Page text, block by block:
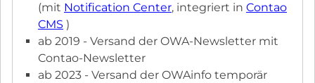
(mit Notification Center, integriert in Contao
CMS )
ab 2019 - Versand der OWA-Newsletter mit
Contao-Newsletter
ab 2023 - Versand der OWAinfo temporär